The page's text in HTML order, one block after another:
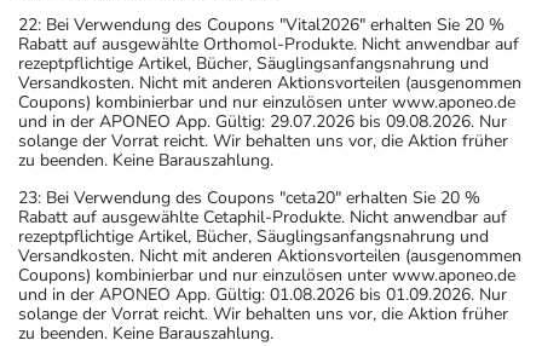
22: Bei Verwendung des Coupons "Vital2026" erhalten Sie 20 %
Rabatt auf ausgewählte Orthomol-Produkte. Nicht anwendbar auf
rezeptpflichtige Artikel, Bücher, Säuglingsanfangsnahrung und
Versandkosten. Nicht mit anderen Aktionsvorteilen (ausgenommen
Coupons) kombinierbar und nur einzulösen unter www.aponeo.de
und in der APONEO App. Gültig: 29.07.2026 bis 09.08.2026. Nur
solange der Vorrat reicht. Wir behalten uns vor, die Aktion früher
zu beenden. Keine Barauszahlung.
23: Bei Verwendung des Coupons "ceta20" erhalten Sie 20 %
Rabatt auf ausgewählte Cetaphil-Produkte. Nicht anwendbar auf
rezeptpflichtige Artikel, Bücher, Säuglingsanfangsnahrung und
Versandkosten. Nicht mit anderen Aktionsvorteilen (ausgenommen
Coupons) kombinierbar und nur einzulösen unter www.aponeo.de
und in der APONEO App. Gültig: 01.08.2026 bis 01.09.2026. Nur
solange der Vorrat reicht. Wir behalten uns vor, die Aktion früher
zu beenden. Keine Barauszahlung.